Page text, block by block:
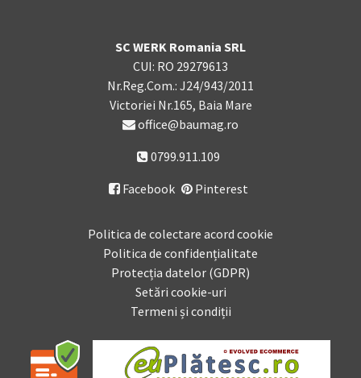
SC WERK Romania SRL
CUI: RO 29279613
Nr.Reg.Com.: J24/943/2011
Victoriei Nr.165, Baia Mare
office@baumag.ro
0799.911.109
 Facebook Pinterest
Politica de colectare acord cookie
Politica de confidențialitate
Protecția datelor (GDPR)
Setări cookie-uri
Termeni și condiții